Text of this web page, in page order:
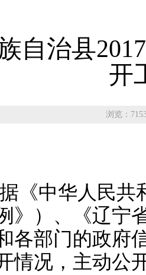
自治县
开
浏览：
《中华人民共
》）、《辽宁
各部门的政府
情况，主动公